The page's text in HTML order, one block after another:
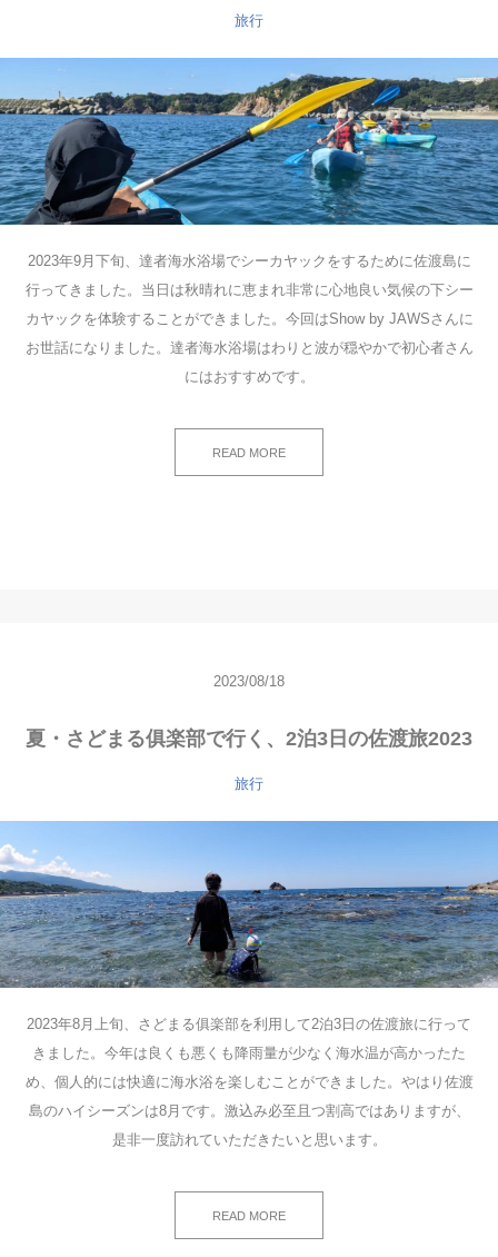
旅行
2023年9月下旬、達者海水浴場でシーカヤックをするために佐渡島に
行ってきました。当日は秋晴れに恵まれ非常に心地良い気候の下シー
カヤックを体験することができました。今回はShow by JAWSさんに
お世話になりました。達者海水浴場はわりと波が穏やかで初心者さん
にはおすすめです。
READ MORE
2023/08/18
夏・さどまる俱楽部で行く、2泊3日の佐渡旅2023
旅行
2023年8月上旬、さどまる俱楽部を利用して2泊3日の佐渡旅に行って
きました。今年は良くも悪くも降雨量が少なく海水温が高かったた
め、個人的には快適に海水浴を楽しむことができました。やはり佐渡
島のハイシーズンは8月です。激込み必至且つ割高ではありますが、
是非一度訪れていただきたいと思います。
READ MORE